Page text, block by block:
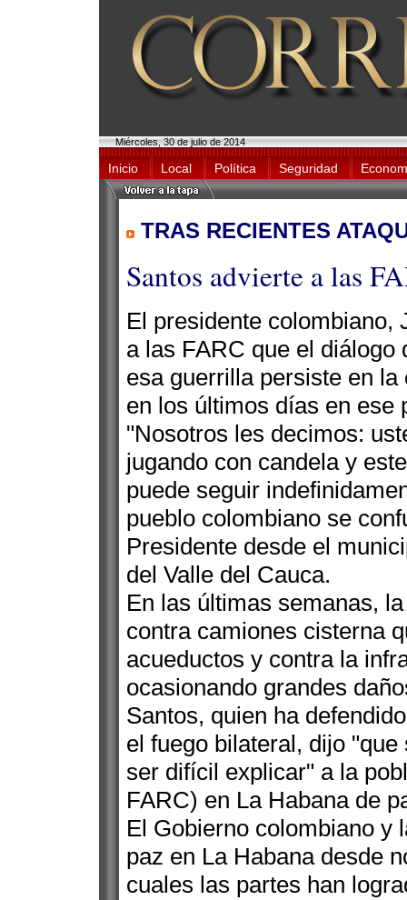
Miércoles, 30 de julio de 2014
Inicio Local Política Seguridad
TRAS RECIENTES
Santos advierte a las
El presidente colombiano,
a las FARC que el diálogo
esa guerrilla persiste en
en los últimos días en ese
"Nosotros les decimos:
jugando con candela y
puede seguir
pueblo colombiano se
Presidente desde el
del Valle del Cauca.
En las últimas semanas,
contra camiones cisterna
acueductos y contra la
ocasionando grandes
Santos, quien ha
el fuego bilateral, dijo
ser difícil explicar" a la
FARC) en La Habana de
El Gobierno colombiano y
paz en La Habana desde
cuales las partes han